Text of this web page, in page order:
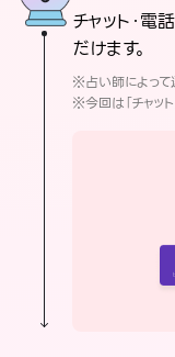
チャット・電
だけます。
※占い師によっ
※今回は「チャッ